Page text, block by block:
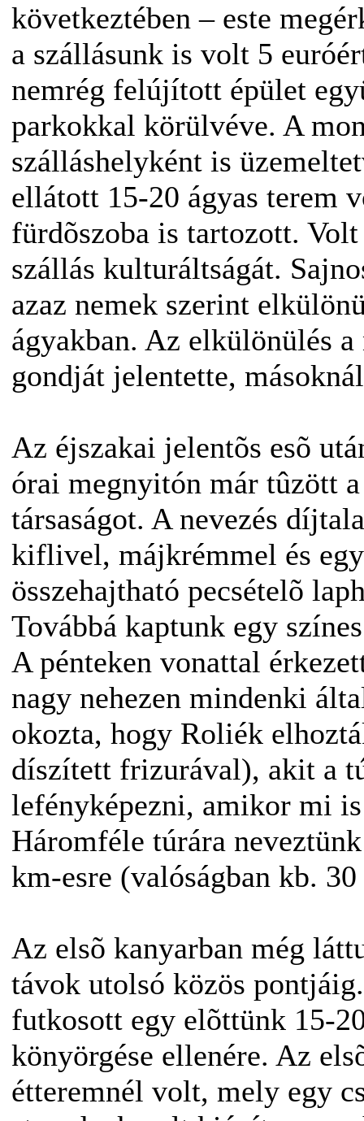
következtében – este
a szállásunk is volt 5
nemrég felújított épület
parkokkal körülvéve. A
szálláshelyként is
ellátott 15-20 ágyas terem
fürdõszoba is tartozott.
szállás kulturáltságát.
azaz nemek szerint
ágyakban. Az elkülönülés
gondját jelentette,
Az éjszakai jelentõs esõ
órai megnyitón már tûzött
társaságot. A nevezés
kiflivel, májkrémmel és
összehajtható pecsételõ
Továbbá kaptunk egy
A pénteken vonattal
nagy nehezen mindenki
okozta, hogy Roliék
díszített frizurával), akit a
lefényképezni, amikor mi is
Háromféle túrára
km-esre (valóságban kb.
Az elsõ kanyarban még
távok utolsó közös
futkosott egy elõttünk 15-
könyörgése ellenére. Az
étteremnél volt, mely egy